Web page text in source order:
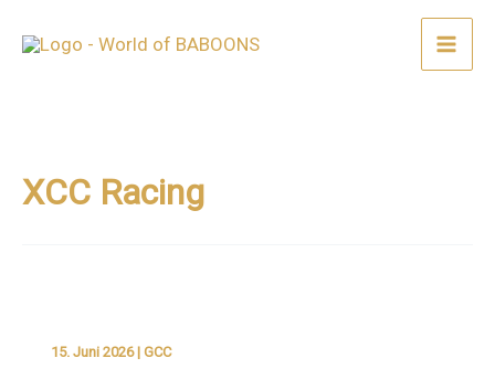
Inhalt
XCC Racing
15. Juni 2026| GCC